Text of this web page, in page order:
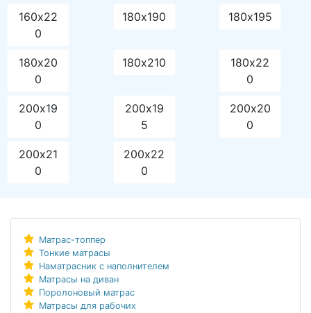
160х22
0
180х190 180х195
180х20
0
180х210
180х22
0
200х19
0
200х19
5
200х20
0
200х21
0
200х22
0
Матрас-топпер
Тонкие матрасы
Наматрасник с наполнителем
Матрасы на диван
Поролоновый матрас
Матрасы для рабочих